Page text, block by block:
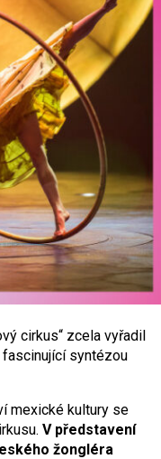
cirkus“ zcela vyřadil
syntézou
mexické kultury se
V představení
žongléra